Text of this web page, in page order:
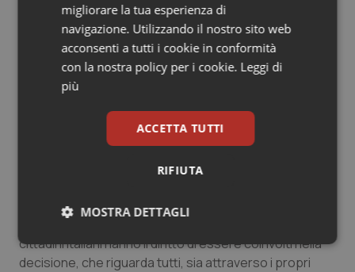
I sottoscritti cittadini italiani…
E’ stata rilanciata in questi giorni una petizione contro il
regionalismo differenziatopartita dal mondo della
scuola e rivolta al Presidente della Repubblica e
ai Presidenti del Senato e della Camera dei
Deputati con la quale si denuncia a chiare lettere che:
Siamo di fronte a uno stravolgimento delle basi
giuridiche su cui è sorta la Repubblica italiana. Una
materia di tale portata non può e non deve essere
e uno della Regione interessata (oltretutto, dello
cittadini italiani hanno il diritto di essere coinvolti nella
decisione, che riguarda tutti, sia attraverso i propri
migliorare la tua esperienza di
navigazione. Utilizzando il nostro sito web
acconsenti a tutti i cookie in conformità
con la nostra policy per i cookie. Leggi di
più
ACCETTA TUTTI
RIFIUTA
MOSTRA DETTAGLI
Necessari Statistici Marketing